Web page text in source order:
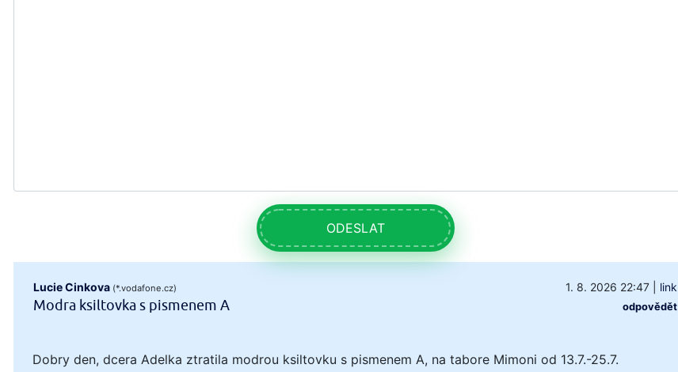
ODESLAT
Lucie Cinkova (*.vodafone.cz) 1. 8. 2026 22:47| link
Modra ksiltovka s pismenem A odpovědět
Dobry den, dcera Adelka ztratila modrou ksiltovku s pismenem A, na tabore Mimoni od 13.7.-25.7.